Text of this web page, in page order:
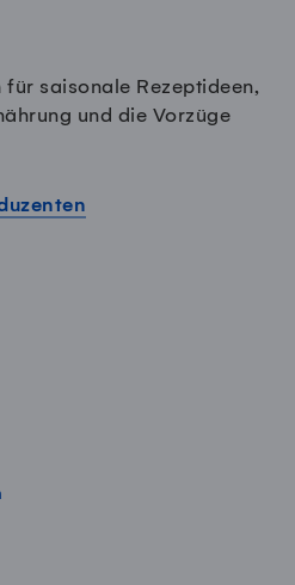
saisonale Rezeptideen,
und die Vorzüge